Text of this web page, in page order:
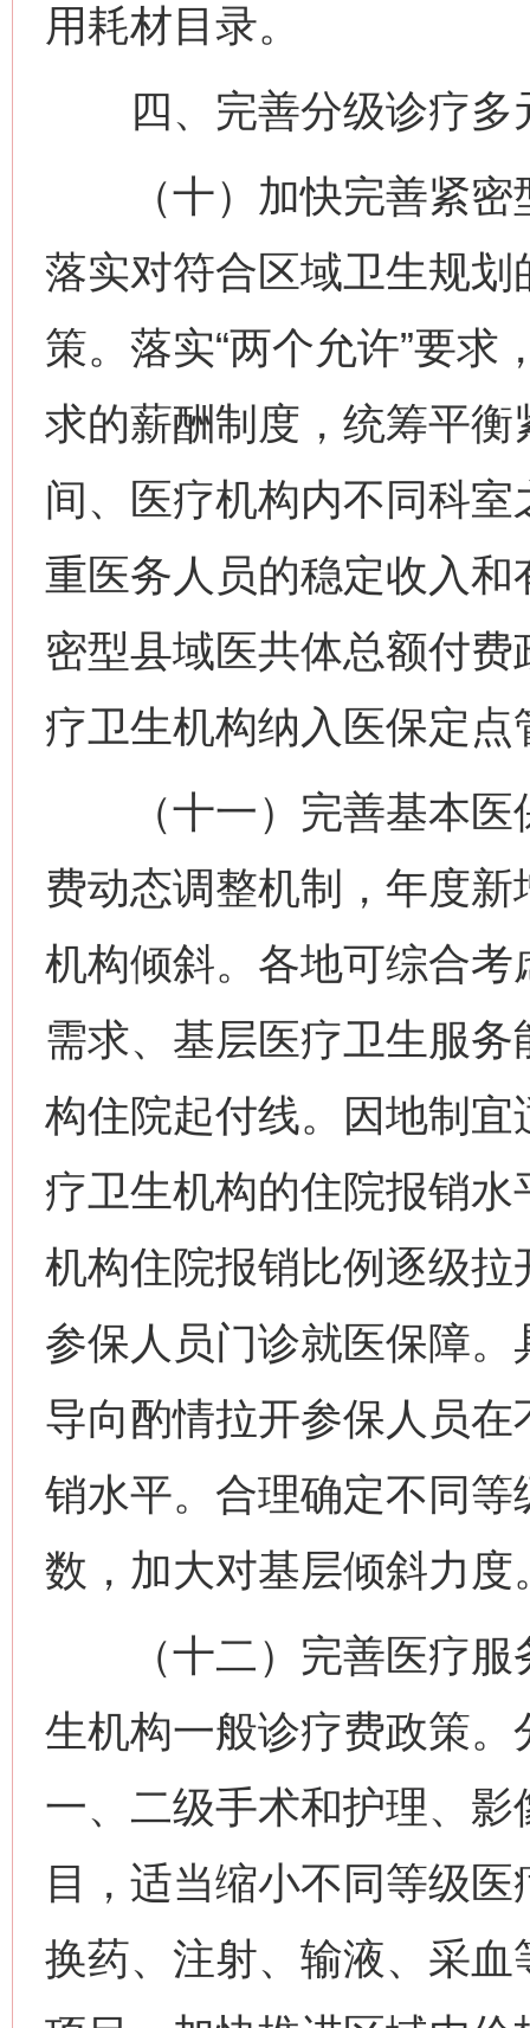
用耗材目录。
四、完善分级诊疗多
（十）加快完善紧密
落实对符合区域卫生规
策。落实“两个允许”要
求的薪酬制度，统筹平
间、医疗机构内不同科
重医务人员的稳定收入
密型县域医共体总额付
疗卫生机构纳入医保定点
（十一）完善基本医
费动态调整机制，年度
机构倾斜。各地可综合
需求、基层医疗卫生服
构住院起付线。因地制
疗卫生机构的住院报销
机构住院报销比例逐级
参保人员门诊就医保障
导向酌情拉开参保人员
销水平。合理确定不同
数，加大对基层倾斜力度
（十二）完善医疗服
生机构一般诊疗费政策
一、二级手术和护理、
目，适当缩小不同等级
换药、注射、输液、采